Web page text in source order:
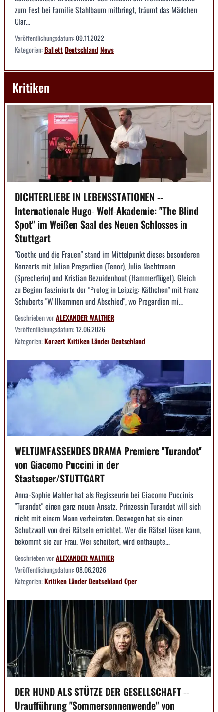
zum Fest bei Familie Stahlbaum mitbringt, träumt das Mädchen
Clar...
Veröffentlichungsdatum:09.11.2022
Kategorien:BallettDeutschlandNews
Kritiken
DICHTERLIEBE IN LEBENSSTATIONEN --
Internationale Hugo- Wolf-Akademie: "The Blind
Spot" im Weißen Saal des Neuen Schlosses in
Stuttgart
"Goethe und die Frauen" stand im Mittelpunkt dieses besonderen
Konzerts mit Julian Pregardien (Tenor), Julia Nachtmann
(Sprecherin) und Kristian Bezuidenhout (Hammerflügel). Gleich
zu Beginn faszinierte der "Prolog in Leipzig: Käthchen" mit Franz
Schuberts "Willkommen und Abschied", wo Pregardien mi...
Geschrieben vonALEXANDER WALTHER
Veröffentlichungsdatum:12.06.2026
Kategorien:KonzertKritikenLänderDeutschland
WELTUMFASSENDES DRAMA Premiere "Turandot"
von Giacomo Puccini in der
Staatsoper/STUTTGART
Anna-Sophie Mahler hat als Regisseurin bei Giacomo Puccinis
"Turandot" einen ganz neuen Ansatz. Prinzessin Turandot will sich
nicht mit einem Mann verheiraten. Deswegen hat sie einen
Schutzwall von drei Rätseln errichtet. Wer die Rätsel lösen kann,
bekommt sie zur Frau. Wer scheitert, wird enthaupte...
Geschrieben vonALEXANDER WALTHER
Veröffentlichungsdatum:08.06.2026
Kategorien:KritikenLänderDeutschlandOper
DER HUND ALS STÜTZE DER GESELLSCHAFT --
Uraufführung "Sommersonnenwende" von